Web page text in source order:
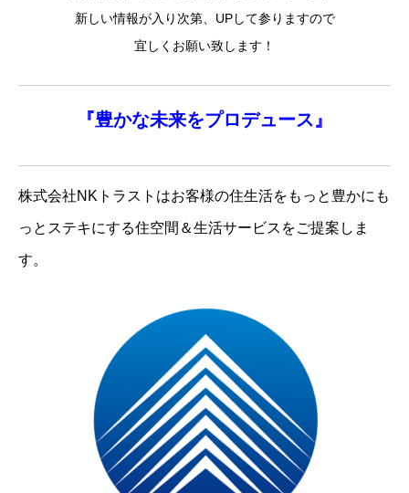
新しい情報が入り次第、UPして参りますので
宜しくお願い致します！
『豊かな未来をプロデュース』
株式会社NKトラストはお客様の住生活をもっと豊かにも
っとステキにする住空間＆生活サービスをご提案しま
す。